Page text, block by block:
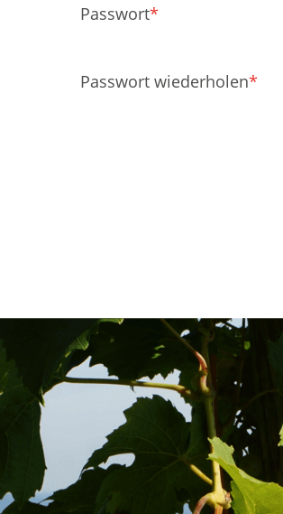
Passwort*
Passwort wiederholen*
Fusszeile